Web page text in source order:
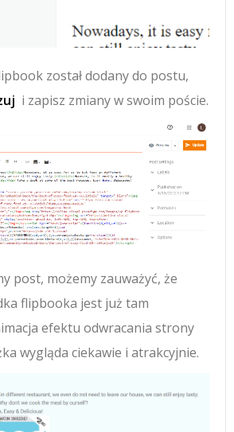
został dodany do postu,
i zapisz zmiany w swoim poście.
post, możemy zauważyć, że
flipbooka jest już tam
efektu odwracania strony
wygląda ciekawie i atrakcyjnie.